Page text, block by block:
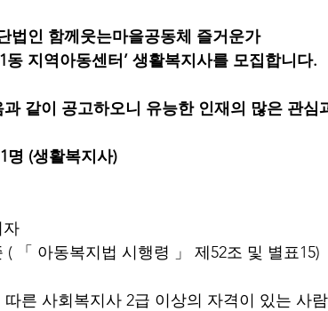
법인 함께웃는마을공동체 즐거운가
동 지역아동센터’ 생활복지사를 모집합니다.
같이 공고하오니 유능한 인재의 많은 관심
1명 (생활복지사)
자
「 아동복지법 시행령 」 제52조 및 별표15)
따른 사회복지사 2급 이상의 자격이 있는 사람